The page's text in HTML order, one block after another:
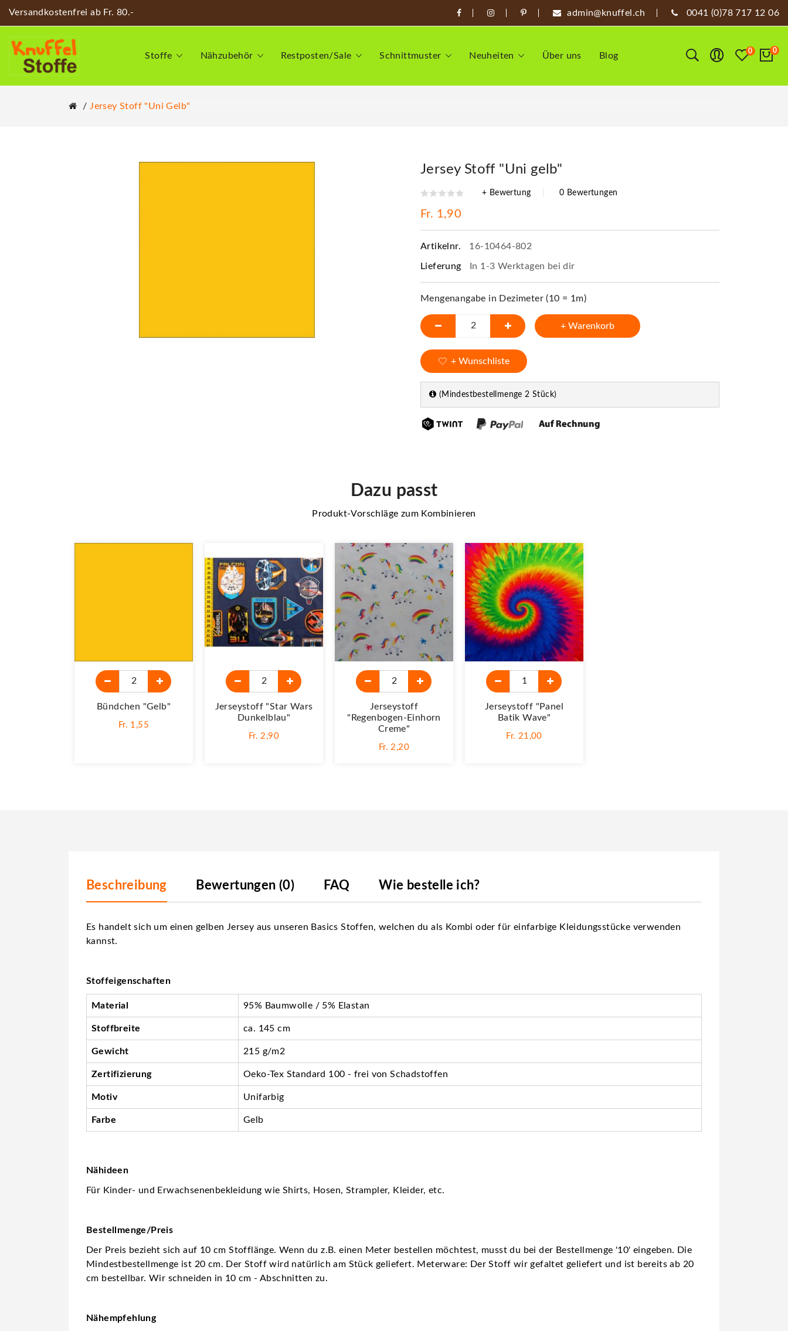
Versandkostenfrei ab Fr. 80.- admin@knuffel.ch 0041 (0)78 717 12 06
Stoffe Nähzubehör Restposten/Sale Schnittmuster Neuheiten Über uns Blog 0 0
Jersey Stoff "Uni Gelb"
Jersey Stoff "Uni gelb"
+ Bewertung 0 Bewertungen
Fr. 1,90
Artikelnr. 16-10464-802
Lieferung In 1-3 Werktagen bei dir
Mengenangabe in Dezimeter (10 = 1m)
+ Warenkorb
+ Wunschliste
(Mindestbestellmenge 2 Stück)
Dazu passt
Produkt-Vorschläge zum Kombinieren
Bündchen "gelb"
Fr. 1,55
Jerseystoff "Star Wars
Dunkelblau"
Fr. 2,90
Jerseystoff
"Regenbogen-Einhorn
Creme"
Fr. 2,20
Jerseystoff "Panel
Batik Wave"
Fr. 21,00
Beschreibung Bewertungen (0) FAQ Wie bestelle ich?
Es handelt sich um einen gelben Jersey aus unseren Basics Stoffen, welchen du als Kombi oder für einfarbige Kleidungsstücke verwenden
kannst.
Stoffeigenschaften
Material 95% Baumwolle / 5% Elastan
Stoffbreite ca. 145 cm
Gewicht 215 g/m2
Zertifizierung Oeko-Tex Standard 100 - frei von Schadstoffen
Motiv Unifarbig
Farbe Gelb
Nähideen
Für Kinder- und Erwachsenenbekleidung wie Shirts, Hosen, Strampler, Kleider, etc.
Bestellmenge/Preis
Der Preis bezieht sich auf 10 cm Stofflänge. Wenn du z.B. einen Meter bestellen möchtest, musst du bei der Bestellmenge '10' eingeben. Die
Mindestbestellmenge ist 20 cm. Der Stoff wird natürlich am Stück geliefert. Meterware: Der Stoff wir gefaltet geliefert und ist bereits ab 20
cm bestellbar. Wir schneiden in 10 cm - Abschnitten zu.
Nähempfehlung